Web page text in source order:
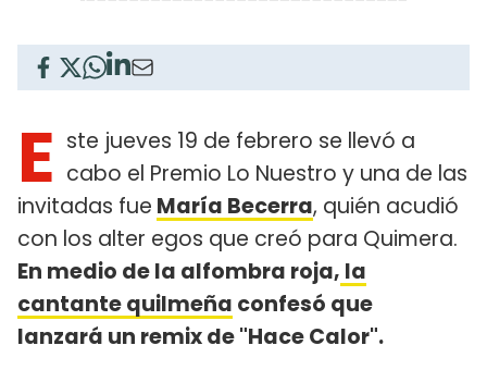
E ste jueves 19 de febrero se llevó a
cabo el Premio Lo Nuestro y una de las
invitadas fue María Becerra, quién acudió
con los alter egos que creó para Quimera.
En medio de la alfombra roja, la
cantante quilmeña confesó que
lanzará un remix de "Hace Calor".